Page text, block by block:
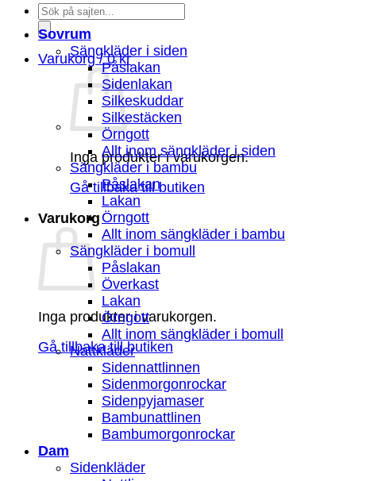
Products
search
Varukorg /0kr
Inga produkter i varukorgen.
Gå tillbaka till butiken
Varukorg
Inga produkter i varukorgen.
Gå tillbaka till butiken
Sovrum
Sängkläder i siden
Påslakan
Sidenlakan
Silkeskuddar
Silkestäcken
Örngott
Allt inom sängkläder i siden
Sängkläder i bambu
Påslakan
Lakan
Örngott
Allt inom sängkläder i bambu
Sängkläder i bomull
Påslakan
Överkast
Lakan
Örngott
Allt inom sängkläder i bomull
Nattkläder
Sidennattlinnen
Sidenmorgonrockar
Sidenpyjamaser
Bambunattlinen
Bambumorgonrockar
Dam
Sidenkläder